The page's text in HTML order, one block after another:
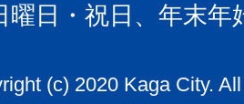
曜日・祝日、年末
(c) 2020 Kaga City.